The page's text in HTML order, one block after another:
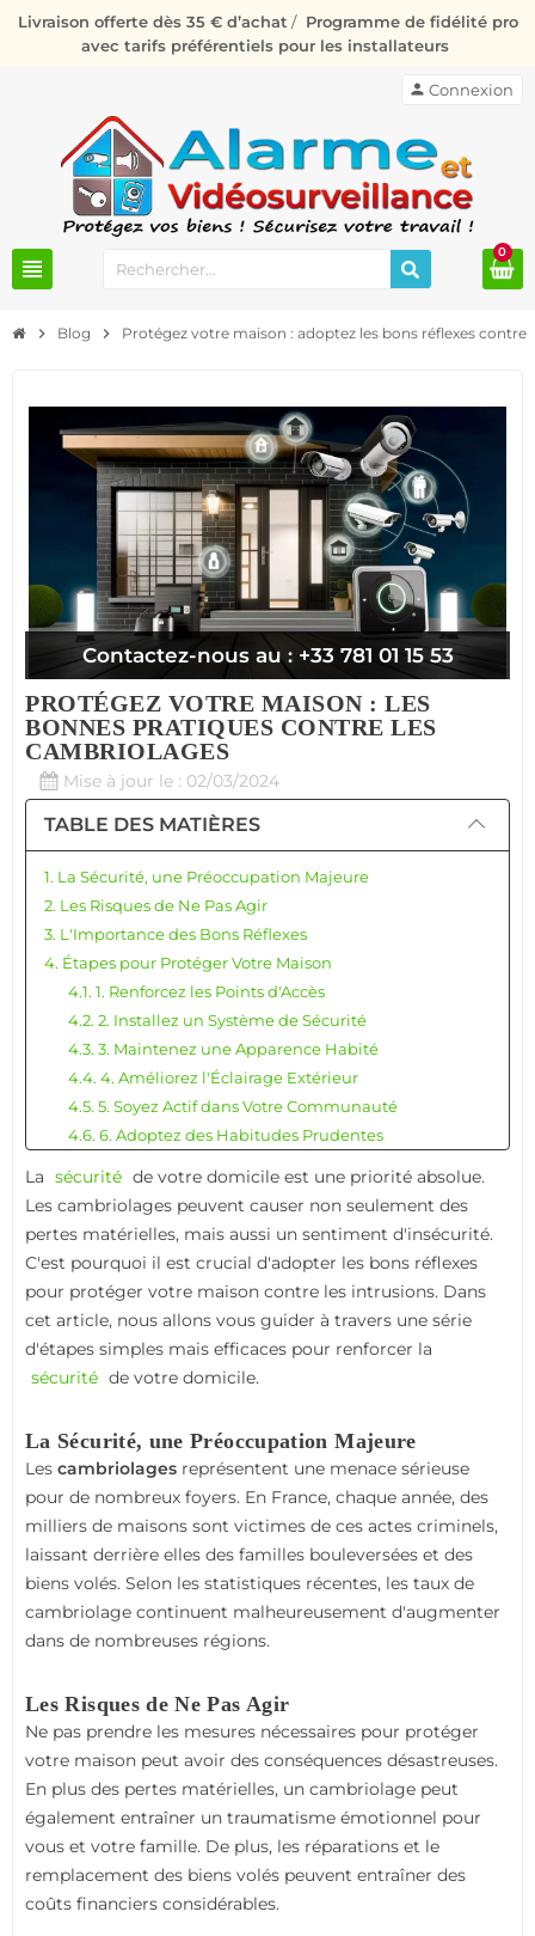
Livraison offerte dès 35 € d’achat / Programme de fidélité pro
avec tarifs préférentiels pour les installateurs
view_headline
person Connexion
0
chevron_right Blog chevron_right Protégez votre maison : adoptez les bons réflexes contre
Contactez-nous au : +33 781 01 15 53
PROTÉGEZ VOTRE MAISON : LES
BONNES PRATIQUES CONTRE LES
CAMBRIOLAGES
Mise à jour le : 02/03/2024
TABLE DES MATIÈRES
1. La Sécurité, une Préoccupation Majeure
2. Les Risques de Ne Pas Agir
3. L'Importance des Bons Réflexes
4. Étapes pour Protéger Votre Maison
4.1. 1. Renforcez les Points d'Accès
4.2. 2. Installez un Système de Sécurité
4.3. 3. Maintenez une Apparence Habité
4.4. 4. Améliorez l'Éclairage Extérieur
4.5. 5. Soyez Actif dans Votre Communauté
4.6. 6. Adoptez des Habitudes Prudentes
La sécurité de votre domicile est une priorité absolue.
Les cambriolages peuvent causer non seulement des
pertes matérielles, mais aussi un sentiment d'insécurité.
C'est pourquoi il est crucial d'adopter les bons réflexes
pour protéger votre maison contre les intrusions. Dans
cet article, nous allons vous guider à travers une série
d'étapes simples mais efficaces pour renforcer la
sécurité de votre domicile.
La Sécurité, une Préoccupation Majeure
Les cambriolages représentent une menace sérieuse
pour de nombreux foyers. En France, chaque année, des
milliers de maisons sont victimes de ces actes criminels,
laissant derrière elles des familles bouleversées et des
biens volés. Selon les statistiques récentes, les taux de
cambriolage continuent malheureusement d'augmenter
dans de nombreuses régions.
Les Risques de Ne Pas Agir
Ne pas prendre les mesures nécessaires pour protéger
votre maison peut avoir des conséquences désastreuses.
En plus des pertes matérielles, un cambriolage peut
également entraîner un traumatisme émotionnel pour
vous et votre famille. De plus, les réparations et le
remplacement des biens volés peuvent entraîner des
coûts financiers considérables.